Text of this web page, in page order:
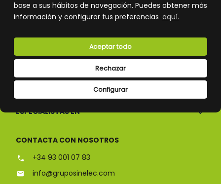
base a sus hábitos de navegación. Puedes obtener más
información y configurar tus preferencias aquí.
Configurar
Rechazar
Aceptar todo
CONÓCENOS
ESPECIALISTAS EN
CONTACTA CON NOSOTROS
+34 93 001 07 83
info@gruposinelec.com